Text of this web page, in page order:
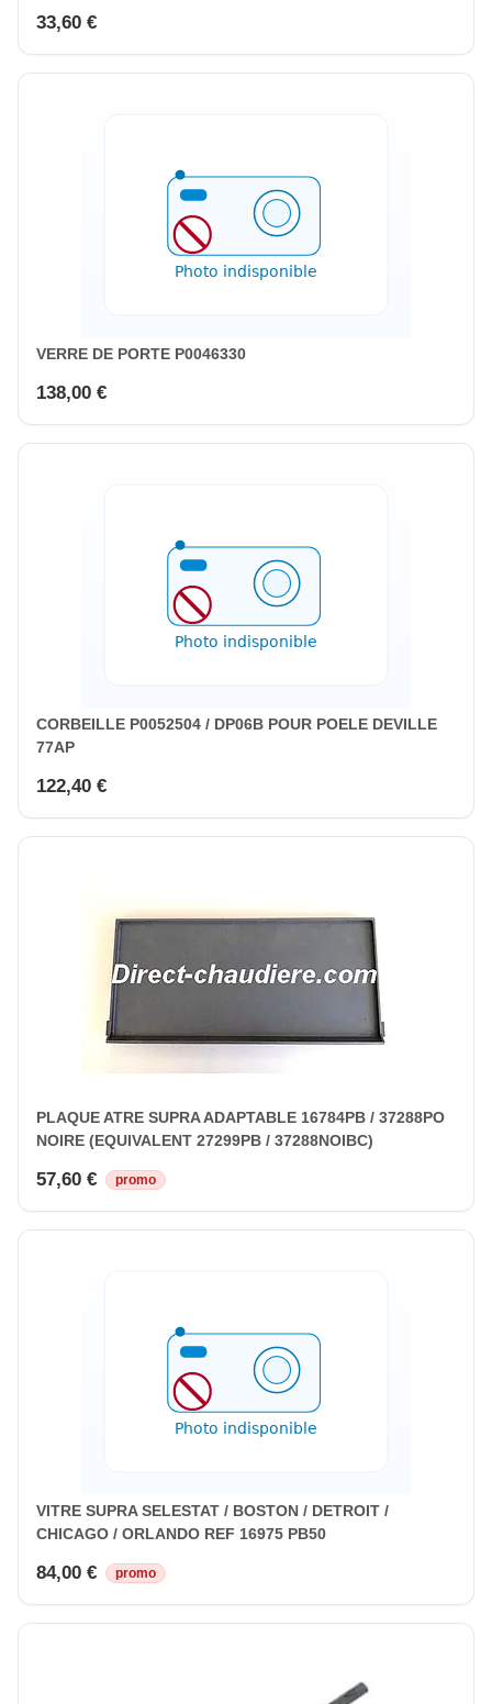
33,60 €
VERRE DE PORTE P0046330
138,00 €
CORBEILLE P0052504 / DP06B POUR POELE DEVILLE
77AP
122,40 €
PLAQUE ATRE SUPRA ADAPTABLE 16784PB / 37288PO
NOIRE (EQUIVALENT 27299PB / 37288NOIBC)
57,60 € promo
VITRE SUPRA SELESTAT / BOSTON / DETROIT /
CHICAGO / ORLANDO REF 16975 PB50
84,00 € promo